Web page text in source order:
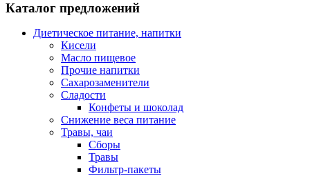
Каталог предложений
Диетическое питание, напитки
Кисели
Масло пищевое
Прочие напитки
Сахарозаменители
Сладости
Конфеты и шоколад
Снижение веса питание
Травы, чаи
Сборы
Травы
Фильтр-пакеты